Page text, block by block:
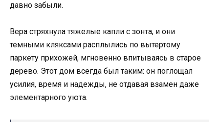
давно забыли.
Вера стряхнула тяжелые капли с зонта, и они
темными кляксами расплылись по вытертому
паркету прихожей, мгновенно впитываясь в старое
дерево. Этот дом всегда был таким: он поглощал
усилия, время и надежды, не отдавая взамен даже
элементарного уюта.